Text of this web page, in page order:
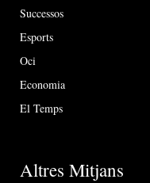
Successos
Esports
Oci
Economia
El Temps
Altres Mitjans